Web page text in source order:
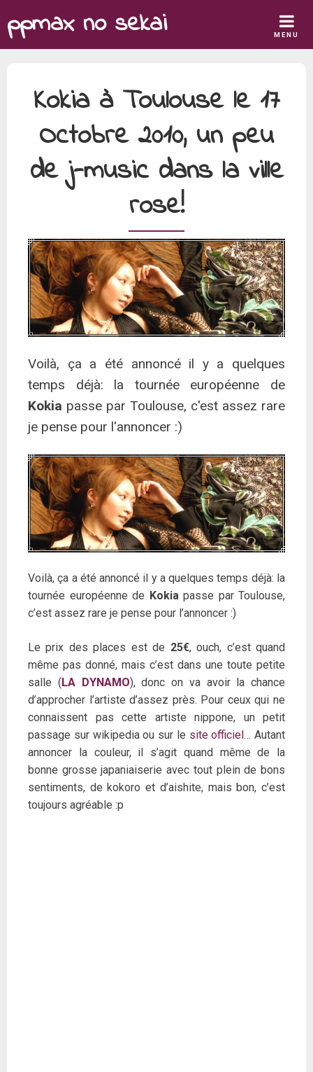
to
content
ppmax no sekai MENU
Kokia à Toulouse le 17
Octobre 2010, un peu
de j-music dans la ville
rose!
Voilà, ça a été annoncé il y a quelques
temps déjà: la tournée européenne de
Kokia passe par Toulouse, c'est assez rare
je pense pour l'annoncer :)
Voilà, ça a été annoncé il y a quelques temps déjà: la
tournée européenne de Kokia passe par Toulouse,
c’est assez rare je pense pour l’annoncer :)
Le prix des places est de 25€, ouch, c’est quand
même pas donné, mais c’est dans une toute petite
salle (LA DYNAMO), donc on va avoir la chance
d’approcher l’artiste d’assez près. Pour ceux qui ne
connaissent pas cette artiste nippone, un petit
passage sur wikipedia ou sur le site officiel… Autant
annoncer la couleur, il s’agit quand même de la
bonne grosse japaniaiserie avec tout plein de bons
sentiments, de kokoro et d’aishite, mais bon, c’est
toujours agréable :p